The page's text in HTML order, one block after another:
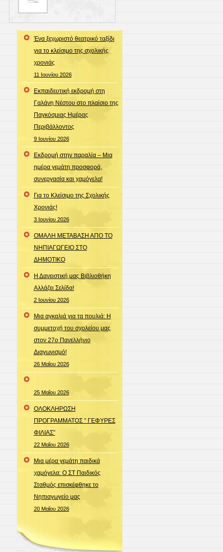
Ένα ξεχωριστό θεατρικό ταξίδι
για το κλείσιμο της σχολικής
χρονιάς
11 Ιουνίου 2026
Εκπαιδευτική εκδρομή στη
Γαλάνη Νέστου στο πλαίσιο της
Παγκόσμιας Ημέρας
Περιβάλλοντος
9 Ιουνίου 2026
Εκδρομή στην παραλία – Μια
ημέρα γεμάτη προσφορά,
συνεργασία και χαμόγελα!
Για το Κλείσιμο της Σχολικής
Χρονιάς!
3 Ιουνίου 2026
ΟΜΑΛΗ ΜΕΤΑΒΑΣΗ ΑΠΟ ΤΟ
ΝΗΠΙΑΓΩΓΕΙΟ ΣΤΟ
ΔΗΜΟΤΙΚΟ
Η Δανειστική μας Βιβλιοθήκη
Αλλάζει Σελίδα!
2 Ιουνίου 2026
Μια αγκαλιά για τα πουλιά: Η
συμμετοχή του σχολείου μας
στον 27ο Πανελλήνιο
Διαγωνισμό!
26 Μαΐου 2026
25 Μαΐου 2026
ΟΛΟΚΛΗΡΩΣΗ
ΠΡΟΓΡΑΜΜΑΤΟΣ ” ΓΕΦΥΡΕΣ
ΦΙΛΙΑΣ”
22 Μαΐου 2026
Μια μέρα γεμάτη παιδικά
χαμόγελα: Ο ΣΤ Παιδικός
Σταθμός επισκέφθηκε το
Νηπιαγωγείο μας
20 Μαΐου 2026